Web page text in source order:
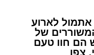
אתמול לארוע
של
הם חוו טעם
צפו